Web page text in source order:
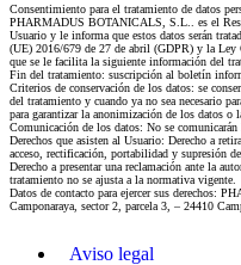
Consentimiento para el tratamiento de datos
PHARMADUS BOTANICALS, S.L.. es el
Usuario y le informa que estos datos serán
(UE) 2016/679 de 27 de abril (GDPR) y la
que se le facilita la siguiente información del
Fin del tratamiento: suscripción al boletín
Criterios de conservación de los datos: se
del tratamiento y cuando ya no sea necesario
para garantizar la anonimización de los datos o
Comunicación de los datos: No se
Derechos que asisten al Usuario: Derecho a
acceso, rectificación, portabilidad y supresión
Derecho a presentar una reclamación ante la
tratamiento no se ajusta a la normativa vigente.
Datos de contacto para ejercer sus derechos:
Camponaraya, sector 2, parcela 3, – 24410
Aviso legal